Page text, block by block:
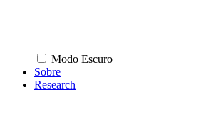
Modo Escuro
Sobre
Research